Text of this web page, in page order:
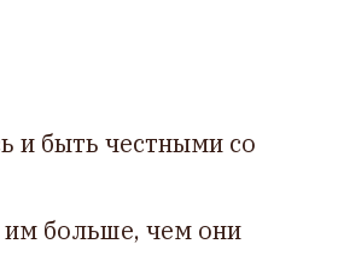
и быть честными со
им больше, чем они